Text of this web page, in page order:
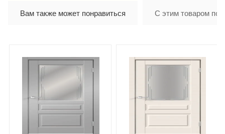
Вам также может понравиться С этим товаром